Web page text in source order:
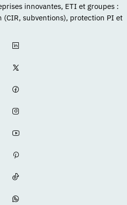
innovantes, ETI et groupes :
subventions), protection PI et